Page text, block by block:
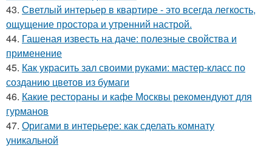
43. Светлый интерьер в квартире - это всегда легкость,
ощущение простора и утренний настрой.
44. Гашеная известь на даче: полезные свойства и
применение
45. Как украсить зал своими руками: мастер-класс по
созданию цветов из бумаги
46. Какие рестораны и кафе Москвы рекомендуют для
гурманов
47. Оригами в интерьере: как сделать комнату
уникальной